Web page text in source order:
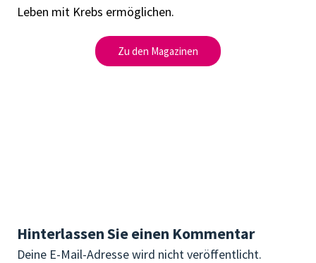
Leben mit Krebs ermöglichen.
Zu den Magazinen
Hinterlassen Sie einen Kommentar
Deine E-Mail-Adresse wird nicht veröffentlicht.